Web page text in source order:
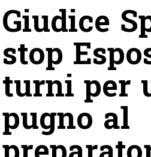
Giudice
stop
turni per
pugno al